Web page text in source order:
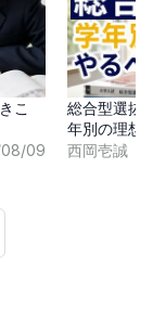
こ
09
総合型選抜
年別の理想
西岡壱誠